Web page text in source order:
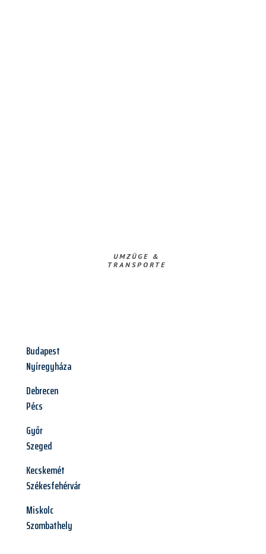
UMZÜGE &
TRANSPORTE
Budapest
Nyíregyháza
Debrecen
Pécs
Győr
Szeged
Kecskemét
Székesfehérvár
Miskolc
Szombathely